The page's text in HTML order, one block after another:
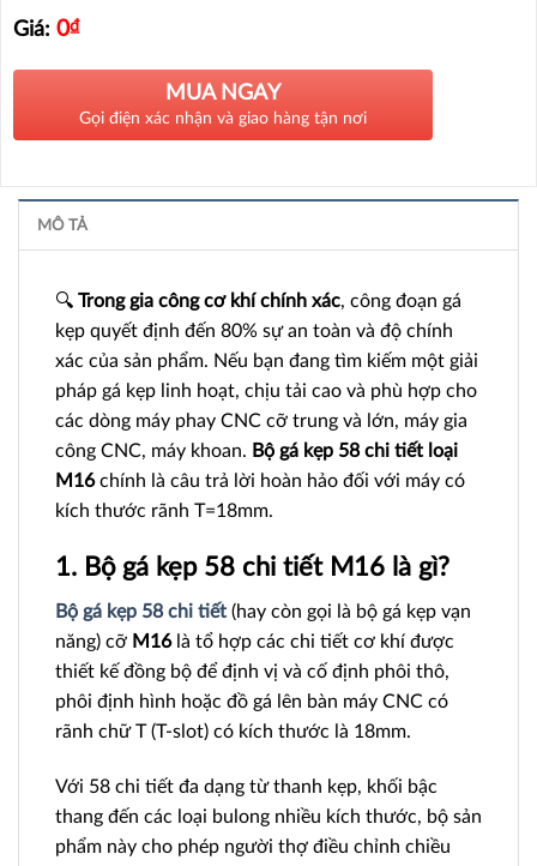
Giá: 0₫
MUA NGAY
Gọi điện xác nhận và giao hàng tận nơi
MÔ TẢ
🔍 Trong gia công cơ khí chính xác, công đoạn gá
kẹp quyết định đến 80% sự an toàn và độ chính
xác của sản phẩm. Nếu bạn đang tìm kiếm một giải
pháp gá kẹp linh hoạt, chịu tải cao và phù hợp cho
các dòng máy phay CNC cỡ trung và lớn, máy gia
công CNC, máy khoan. Bộ gá kẹp 58 chi tiết loại
M16chính là câu trả lời hoàn hảo đối với máy có
kích thước rãnh T=18mm.
1. Bộ gá kẹp 58 chi tiết M16 là gì?
Bộ gá kẹp 58 chi tiết (hay còn gọi là bộ gá kẹp vạn
năng) cỡ M16là tổ hợp các chi tiết cơ khí được
thiết kế đồng bộ để định vị và cố định phôi thô,
phôi định hình hoặc đồ gá lên bàn máy CNC có
rãnh chữ T (T-slot) có kích thước là 18mm.
Với 58 chi tiết đa dạng từ thanh kẹp, khối bậc
thang đến các loại bulong nhiều kích thước, bộ sản
phẩm này cho phép người thợ điều chỉnh chiều